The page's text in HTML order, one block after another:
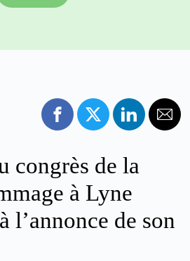
congrès de la
à Lyne
l’annonce de son